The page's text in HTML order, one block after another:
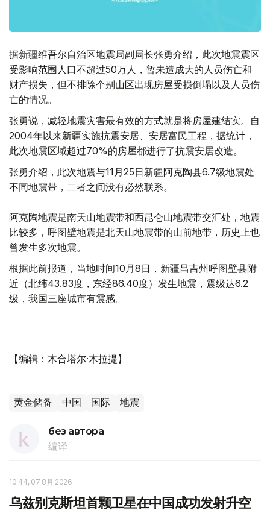
据新疆维吾尔自治区地震局副局长张勇介绍，此次地震震区
受影响范围人口不超过50万人，暂未造成大的人员伤亡和
财产损失，但不排除个别山区出现房屋受损倒塌以及人员伤
亡的情况。
张勇说，减轻地震灾害最有效的方式就是将房屋建结实。自
2004年以来新疆实施抗震安居、安居富民工程，据统计，
此次地震区域超过70%的房屋都进行了抗震安居改造。
张勇介绍，此次地震与11月25日新疆阿克陶县6.7级地震处
不同地震带，二者之间没有必然联系。
阿克陶地震是南天山地震带和西昆仑山地震带交汇处，地震
比较多，呼图壁地震是北天山地震带的山前地带，历史上也
曾发生多次地震。
根据此前报道，当地时间10月8日，新疆昌吉州呼图壁县附
近（北纬43.83度，东经86.40度）发生地震，震级达6.2
级，我国三座城市有震感。
【编辑：木合塔尔·木拉提】
黄金储备 中国 国际 地震
без автора
编译
10:44, 07 8月 2026
乌兹别克斯坦首颗卫星在中国成功发射升空